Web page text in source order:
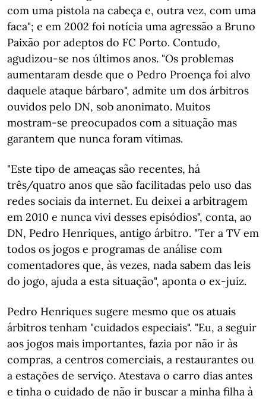
com uma pistola na cabeça e, outra vez, com uma
faca"; e em 2002 foi notícia uma agressão a Bruno
Paixão por adeptos do FC Porto. Contudo,
agudizou-se nos últimos anos. "Os problemas
aumentaram desde que o Pedro Proença foi alvo
daquele ataque bárbaro", admite um dos árbitros
ouvidos pelo DN, sob anonimato. Muitos
mostram-se preocupados com a situação mas
garantem que nunca foram vítimas.
"Este tipo de ameaças são recentes, há
três/quatro anos que são facilitadas pelo uso das
redes sociais da internet. Eu deixei a arbitragem
em 2010 e nunca vivi desses episódios", conta, ao
DN, Pedro Henriques, antigo árbitro. "Ter a TV em
todos os jogos e programas de análise com
comentadores que, às vezes, nada sabem das leis
do jogo, ajuda a esta situação", aponta o ex-juiz.
Pedro Henriques sugere mesmo que os atuais
árbitros tenham "cuidados especiais". "Eu, a seguir
aos jogos mais importantes, fazia por não ir às
compras, a centros comerciais, a restaurantes ou
a estações de serviço. Atestava o carro dias antes
e tinha o cuidado de não ir buscar a minha filha à